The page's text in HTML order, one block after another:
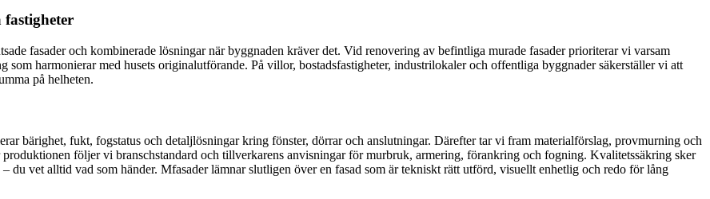
fastigheter
fasader och kombinerade lösningar när byggnaden kräver det. Vid renovering av befintliga murade fasader prioriterar vi varsam
harmonierar med husets originalutförande. På villor, bostadsfastigheter, industrilokaler och offentliga byggnader säkerställer vi att
på helheten.
bärighet, fukt, fogstatus och detaljlösningar kring fönster, dörrar och anslutningar. Därefter tar vi fram materialförslag, provmurning och
följer vi branschstandard och tillverkarens anvisningar för murbruk, armering, förankring och fogning. Kvalitetssäkring sker
vet alltid vad som händer. Mfasader lämnar slutligen över en fasad som är tekniskt rätt utförd, visuellt enhetlig och redo för lång